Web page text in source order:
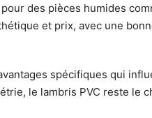
des pièces humides
et prix, avec une
spécifiques qui
le lambris PVC reste le